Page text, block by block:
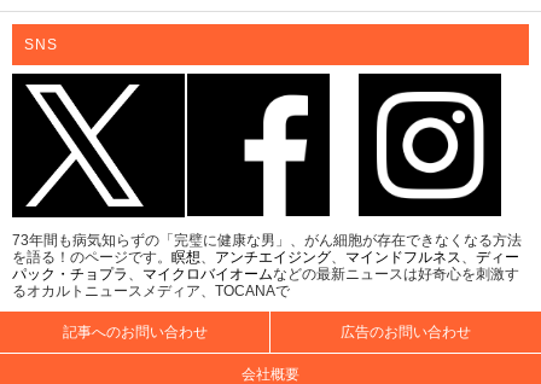
SNS
73年間も病気知らずの「完璧に健康な男」、がん細胞が存在できなくなる方法
を語る！のページです。 瞑想、 アンチエイジング、 マインドフルネス、 ディー
パック・チョプラ 、 マイクロバイオームなどの最新ニュースは好奇心を刺激す
るオカルトニュースメディア、TOCANAで
記事へのお問い合わせ 広告のお問い合わせ
会社概要